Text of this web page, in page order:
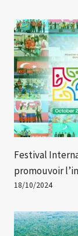
Festival
promouvoir
18/10/2024